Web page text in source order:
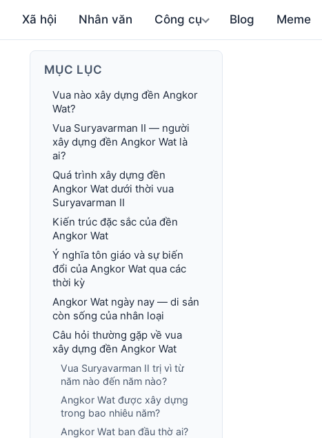
Xã hội Nhân văn Công cụ Blog Meme
MỤC LỤC
Vua nào xây dựng đền Angkor
Wat?
Vua Suryavarman II — người
xây dựng đền Angkor Wat là
ai?
Quá trình xây dựng đền
Angkor Wat dưới thời vua
Suryavarman II
Kiến trúc đặc sắc của đền
Angkor Wat
Ý nghĩa tôn giáo và sự biến
đổi của Angkor Wat qua các
thời kỳ
Angkor Wat ngày nay — di sản
còn sống của nhân loại
Câu hỏi thường gặp về vua
xây dựng đền Angkor Wat
Vua Suryavarman II trị vì từ
năm nào đến năm nào?
Angkor Wat được xây dựng
trong bao nhiêu năm?
Angkor Wat ban đầu thờ ai?